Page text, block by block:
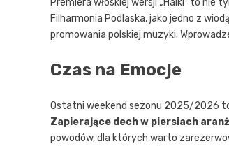
Premiera włoskiej wersji „Halki” to nie
Filharmonia Podlaska, jako jedno z
promowania polskiej muzyki.
Czas na Emocje
Ostatni weekend sezonu 2025/2026
Zapierające dech w piersiach
powodów, dla których warto